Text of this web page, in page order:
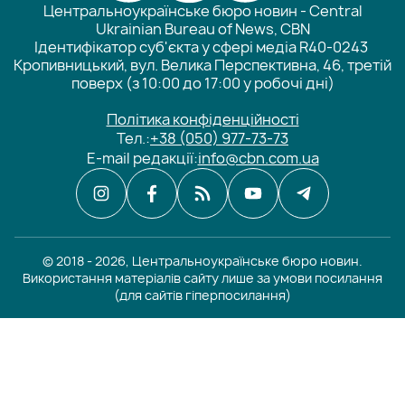
Центральноукраїнське бюро новин - Central
Ukrainian Bureau of News, CBN
Ідентифікатор суб'єкта у сфері медіа R40-0243
Кропивницький, вул. Велика Перспективна, 46, третій
поверх (з 10:00 до 17:00 у робочі дні)
Політика конфіденційності
Тел.:+38 (050) 977-73-73
E-mail редакції:info@cbn.com.ua
© 2018 - 2026, Центральноукраїнське бюро новин.
Використання матеріалів сайту лише за умови посилання
(для сайтів гіперпосилання)